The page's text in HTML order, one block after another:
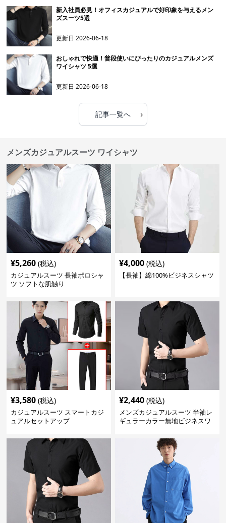
新入社員必見！オフィスカジュアルで好印象を与えるメン
ズスーツ5選
更新日2026-06-18
おしゃれで快適！普段使いにぴったりのカジュアルメンズ
ワイシャツ 5選
更新日2026-06-18
記事一覧へ ›
メンズカジュアルスーツ ワイシャツ
¥5,260 (税込)
カジュアルスーツ 長袖ポロシャ
ツ ソフトな肌触り
¥4,000 (税込)
【長袖】綿100%ビジネスシャツ
¥3,580 (税込)
カジュアルスーツ スマートカジ
ュアルセットアップ
¥2,440 (税込)
メンズカジュアルスーツ 半袖レ
ギュラーカラー無地ビジネスワ